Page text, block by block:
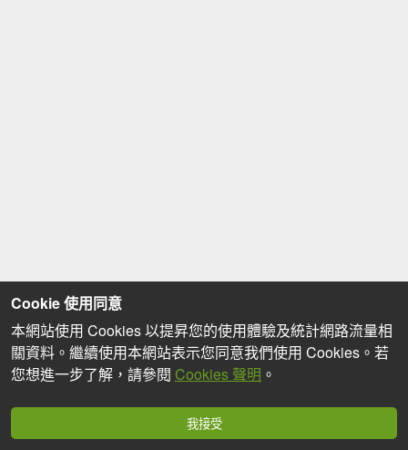
Cookie 使用同意
本網站使用 Cookies 以提昇您的使用體驗及統計網路流量相
關資料。繼續使用本網站表示您同意我們使用 Cookies。若
您想進一步了解，請參閱 Cookies 聲明 。
我接受